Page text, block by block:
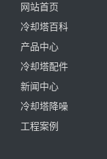
网站首页
冷却塔百科
产品中心
冷却塔配件
新闻中心
冷却塔降噪
工程案例